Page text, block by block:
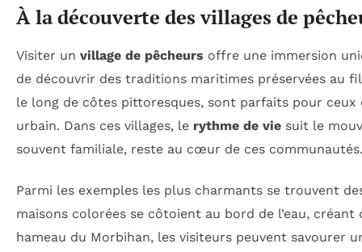
À la découverte des villages de
Visiter un village de pêcheurs offre une immersion
de découvrir des traditions maritimes préservées au
le long de côtes pittoresques, sont parfaits pour
urbain. Dans ces villages, le rythme de vie suit le
souvent familiale, reste au cœur de ces communautés.
Parmi les exemples les plus charmants se trouvent
maisons colorées se côtoient au bord de l’eau,
hameau du Morbihan, les visiteurs peuvent savourer